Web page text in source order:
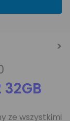
ze wszystkimi